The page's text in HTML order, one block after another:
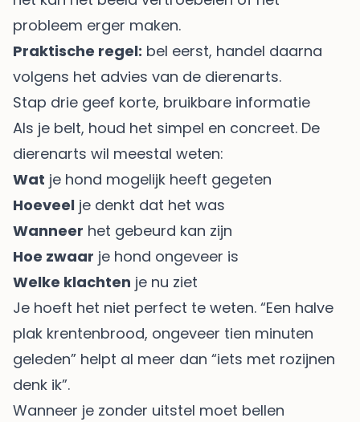
probleem erger maken.
Praktische regel: bel eerst, handel daarna
volgens het advies van de dierenarts.
Stap drie geef korte, bruikbare informatie
Als je belt, houd het simpel en concreet. De
dierenarts wil meestal weten:
Wat je hond mogelijk heeft gegeten
Hoeveel je denkt dat het was
Wanneer het gebeurd kan zijn
Hoe zwaar je hond ongeveer is
Welke klachten je nu ziet
Je hoeft het niet perfect te weten. “Een halve
plak krentenbrood, ongeveer tien minuten
geleden” helpt al meer dan “iets met rozijnen
denk ik”.
Wanneer je zonder uitstel moet bellen